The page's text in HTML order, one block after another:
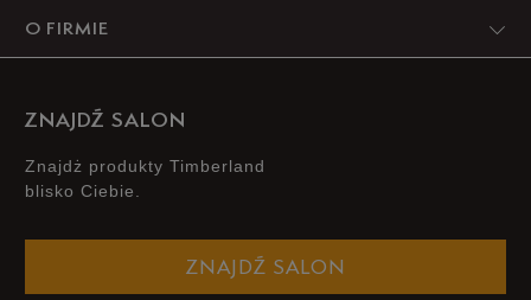
O FIRMIE
ZNAJDŹ SALON
Znajdż produkty Timberland
blisko Ciebie.
ZNAJDŹ SALON